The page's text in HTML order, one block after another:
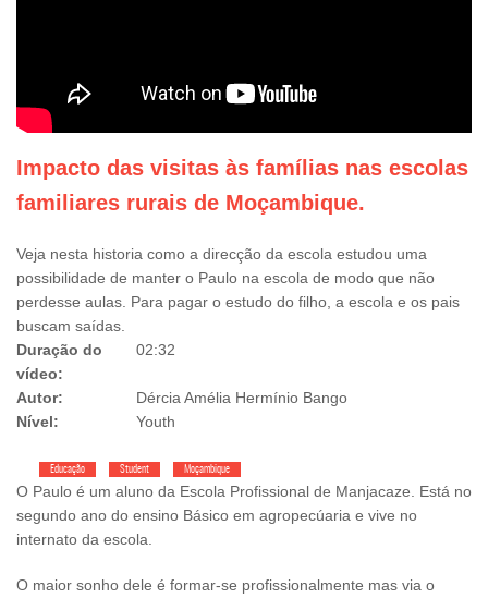
Impacto das visitas às famílias nas escolas
familiares rurais de Moçambique.
Veja nesta historia como a direcção da escola estudou uma
possibilidade de manter o Paulo na escola de modo que não
perdesse aulas. Para pagar o estudo do filho, a escola e os pais
buscam saídas.
Duração do
vídeo:
02:32
Autor:
Dércia Amélia Hermínio Bango
Nível:
Youth
Educação Student Moçambique
O Paulo é um aluno da Escola Profissional de Manjacaze. Está no
segundo ano do ensino Básico em agropecúaria e vive no
internato da escola.
O maior sonho dele é formar-se profissionalmente mas via o